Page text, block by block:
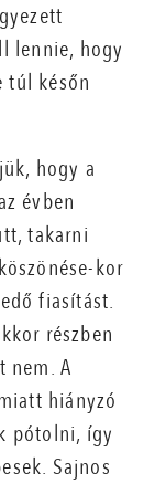
lennie, hogy
túl későn
hogy a
évben
takarni
kor
fiasítást.
részben
nem. A
hiányzó
pótolni, így
Sajnos